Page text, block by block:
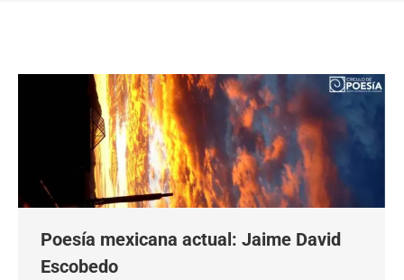
Poesía mexicana actual: Jaime David
Escobedo